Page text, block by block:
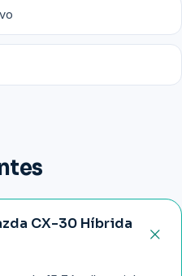
CX-30 Híbrida